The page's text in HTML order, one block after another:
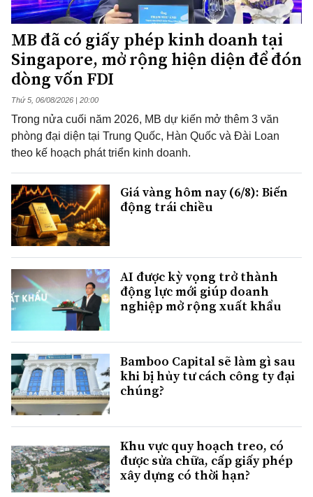
MB đã có giấy phép kinh doanh tại
Singapore, mở rộng hiện diện để đón
dòng vốn FDI
Thứ 5, 06/08/2026 | 20:00
Trong nửa cuối năm 2026, MB dự kiến mở thêm 3 văn
phòng đại diện tại Trung Quốc, Hàn Quốc và Đài Loan
theo kế hoạch phát triển kinh doanh.
Giá vàng hôm nay (6/8): Biến
động trái chiều
AI được kỳ vọng trở thành
động lực mới giúp doanh
nghiệp mở rộng xuất khẩu
Bamboo Capital sẽ làm gì sau
khi bị hủy tư cách công ty đại
chúng?
Khu vực quy hoạch treo, có
được sửa chữa, cấp giấy phép
xây dựng có thời hạn?